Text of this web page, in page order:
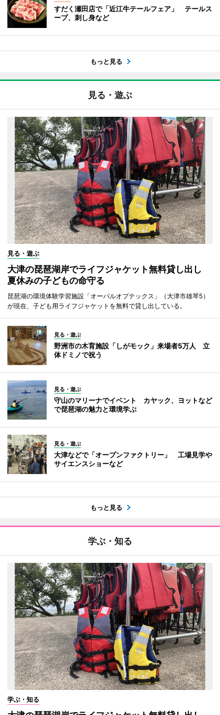
すだく瀬田店で「近江牛テールフェア」 テールス
ープ、刺し身など
もっと見る
見る・遊ぶ
見る・遊ぶ
大津の琵琶湖岸でライフジャケット無料貸し出し
夏休みの子どもの命守る
琵琶湖の環境体験学習施設「オーパルオプテックス」（大津市雄琴5）
が現在、子ども用ライフジャケットを無料で貸し出している。
見る・遊ぶ
野洲市の木育施設「しがモック」来場者5万人 立
体ドミノで祝う
見る・遊ぶ
守山のマリーナでイベント カヤック、ヨットなど
で琵琶湖の魅力と環境学ぶ
見る・遊ぶ
大津などで「オープンファクトリー」 工場見学や
サイエンスショーなど
もっと見る
学ぶ・知る
学ぶ・知る